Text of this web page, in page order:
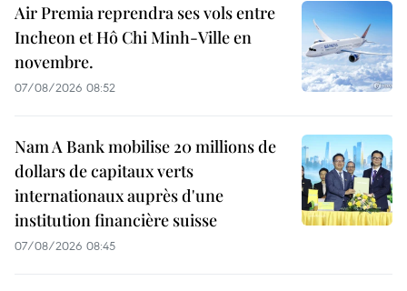
Air Premia reprendra ses vols entre
Incheon et Hô Chi Minh-Ville en
novembre.
07/08/2026 08:52
Nam A Bank mobilise 20 millions de
dollars de capitaux verts
internationaux auprès d'une
institution financière suisse
07/08/2026 08:45